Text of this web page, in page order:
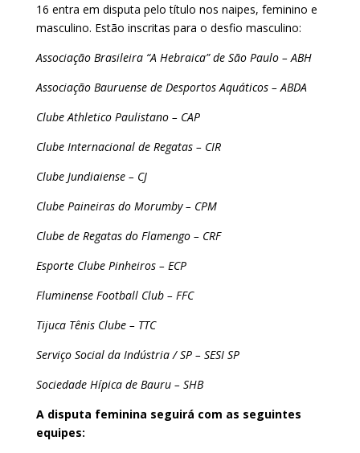
16 entra em disputa pelo título nos naipes, feminino e
masculino. Estão inscritas para o desfio masculino:
Associação Brasileira “A Hebraica” de São Paulo – ABH
Associação Bauruense de Desportos Aquáticos – ABDA
Clube Athletico Paulistano – CAP
Clube Internacional de Regatas – CIR
Clube Jundiaiense – CJ
Clube Paineiras do Morumby – CPM
Clube de Regatas do Flamengo – CRF
Esporte Clube Pinheiros – ECP
Fluminense Football Club – FFC
Tijuca Tênis Clube – TTC
Serviço Social da Indústria / SP – SESI SP
Sociedade Hípica de Bauru – SHB
A disputa feminina seguirá com as seguintes
equipes: